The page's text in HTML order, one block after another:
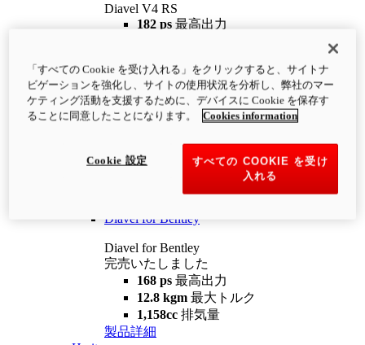
Diavel V4 RS
182 ps 最高出力
¥4,400,000 i
コンフィギュレーター 製品詳細
newV4 RS 100
12.2 kgm
最大トルク
装備重量（燃料を除く）
Diavel for Bentley
Diavel for Bentley
完売いたしました
168 ps 最高出力
12.8 kgm 最大トルク
1,158cc 排気量
製品詳細
「すべての Cookie を受け入れる」をクリックすると、サイトナ
ビゲーションを強化し、サイトの使用状況を分析し、弊社のマー
ケティング活動を支援するために、デバイスに Cookie を保存す
ることに同意したことになります。
Cookies information
すべての COOKIE を受け
入れる
Cookie 設定